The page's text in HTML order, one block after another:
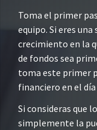
Toma el primer
equipo. Si eres
crecimiento en la
de fondos sea
toma este primer
financiero en el
Si consideras que
simplemente la